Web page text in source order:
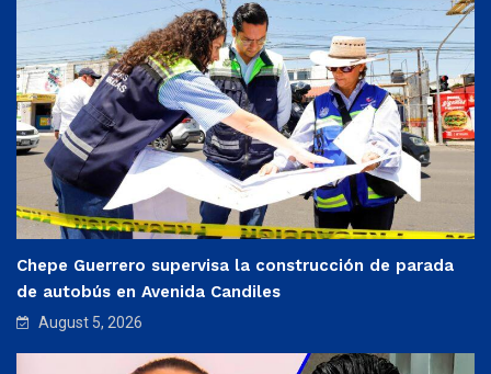
Chepe Guerrero supervisa la construcción de parada
de autobús en Avenida Candiles
August 5, 2026